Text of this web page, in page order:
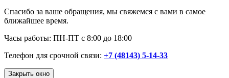
Спасибо за ваше обращения, мы свяжемся с вами в самое
ближайшее время.
Часы работы: ПН-ПТ с 8:00 до 18:00
Телефон для срочной связи: +7 (48143) 5-14-33
Закрыть окно